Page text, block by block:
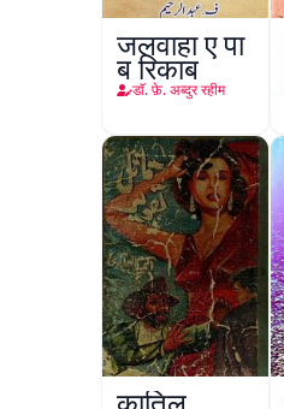
जलवाहा ए पा
ब रिकाब
डाॅ. फ़े. अब्दुर रहीम